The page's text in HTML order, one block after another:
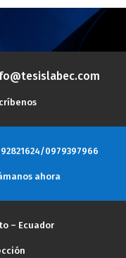
0979397966
ahora
– Ecuador